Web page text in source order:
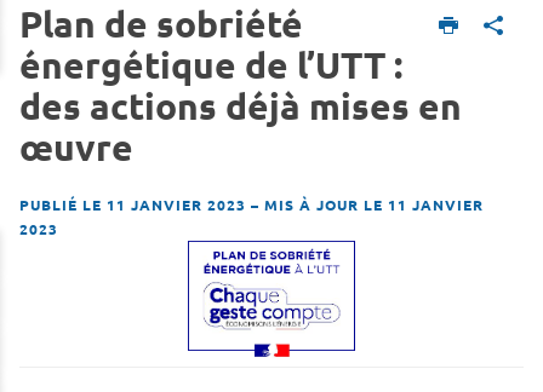
Accueil L'UTT Actualités
Plan de sobriété
énergétique de l’UTT :
des actions déjà mises en
œuvre
PUBLIÉ LE 11 JANVIER 2023 – MIS À JOUR LE 11 JANVIER
2023